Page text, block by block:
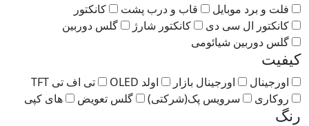
فلت و برد موبایل
قاب و درب پشت
کانکتور
کانکتور ال سی دی
کانکتور شارژ
گلس دوربین
گلس دوربین شیائومی
اورجینال اورجینال بازار اولد OLED
تی اف تی TFT
روکاری
سرویس پک(شرکتی) گلس تعویض های کپی